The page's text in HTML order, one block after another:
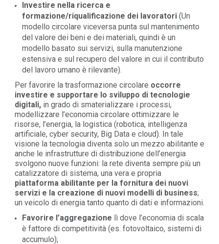
Investire nella ricerca e
formazione/riqualificazione dei lavoratori (Un
modello circolare viceversa punta sul mantenimento
del valore dei beni e dei materiali, quindi è un
modello basato sui servizi, sulla manutenzione
estensiva e sul recupero del valore in cui il contributo
del lavoro umano è rilevante).
Per favorire la trasformazione circolare occorre
investire e supportare lo sviluppo di tecnologie
digitali, in grado di smaterializzare i processi,
modellizzare l’economia circolare ottimizzare le
risorse, l’energia, la logistica (robotica, intelligenza
artificiale, cyber security, Big Data e cloud). In tale
visione la tecnologia diventa solo un mezzo abilitante e
anche le infrastrutture di distribuzione dell’energia
svolgono nuove funzioni: la rete diventa sempre più un
catalizzatore di sistema, una vera e propria
piattaforma abilitante per la fornitura dei nuovi
servizi e la creazione di nuovi modelli di business;
un veicolo di energia tanto quanto di dati e informazioni.
Favorire l’aggregazione lì dove l’economia di scala
è fattore di competitività (es. fotovoltaico, sistemi di
accumulo);